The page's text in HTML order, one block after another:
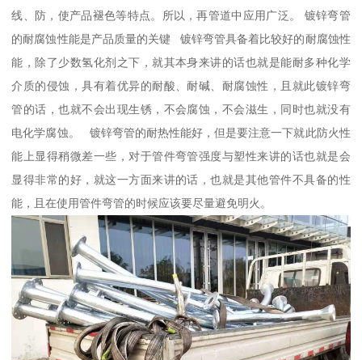
线、防，使产品褪色等特点。所以，再管道中应用广泛。 镀锌弯管
的耐腐蚀性能是产品质量的关键 镀锌弯管具备着比较好的耐腐蚀性
能，除了少数氢化剂之下，就其本身来讲的话也就是能耐多种化学
介质的侵蚀，具有着优异的耐酸、耐碱、耐腐蚀性，且就此镀锌弯
管的话，也就不会出现生锈，不会腐蚀，不会滋生，同时也就没有
电化学腐蚀。 镀锌弯管的耐热性能好，但是要注意一下就此防火性
能上显得稍微差一些，对于管件弯管强度与塑性来讲的话也就是会
显得非常的好，就这一方面来讲的话，也就是其他管件不具备的性
能，且在使用管件弯管的时候应该要尽量避免明火。